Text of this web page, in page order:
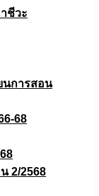
ชีวะ
นการสอน
68
2/2568